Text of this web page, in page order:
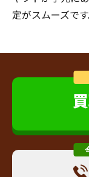
定がスムーズです